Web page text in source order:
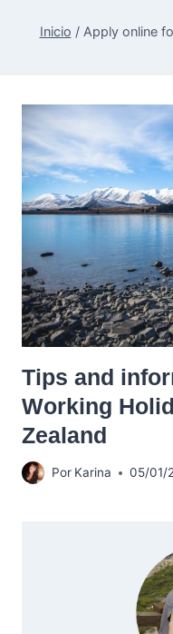
Inicio / Apply online
Tips and
Working
Zealand
Por Karina 05/01/